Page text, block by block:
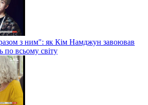
з ним": як Кім Намджун завоював
по всьому світу